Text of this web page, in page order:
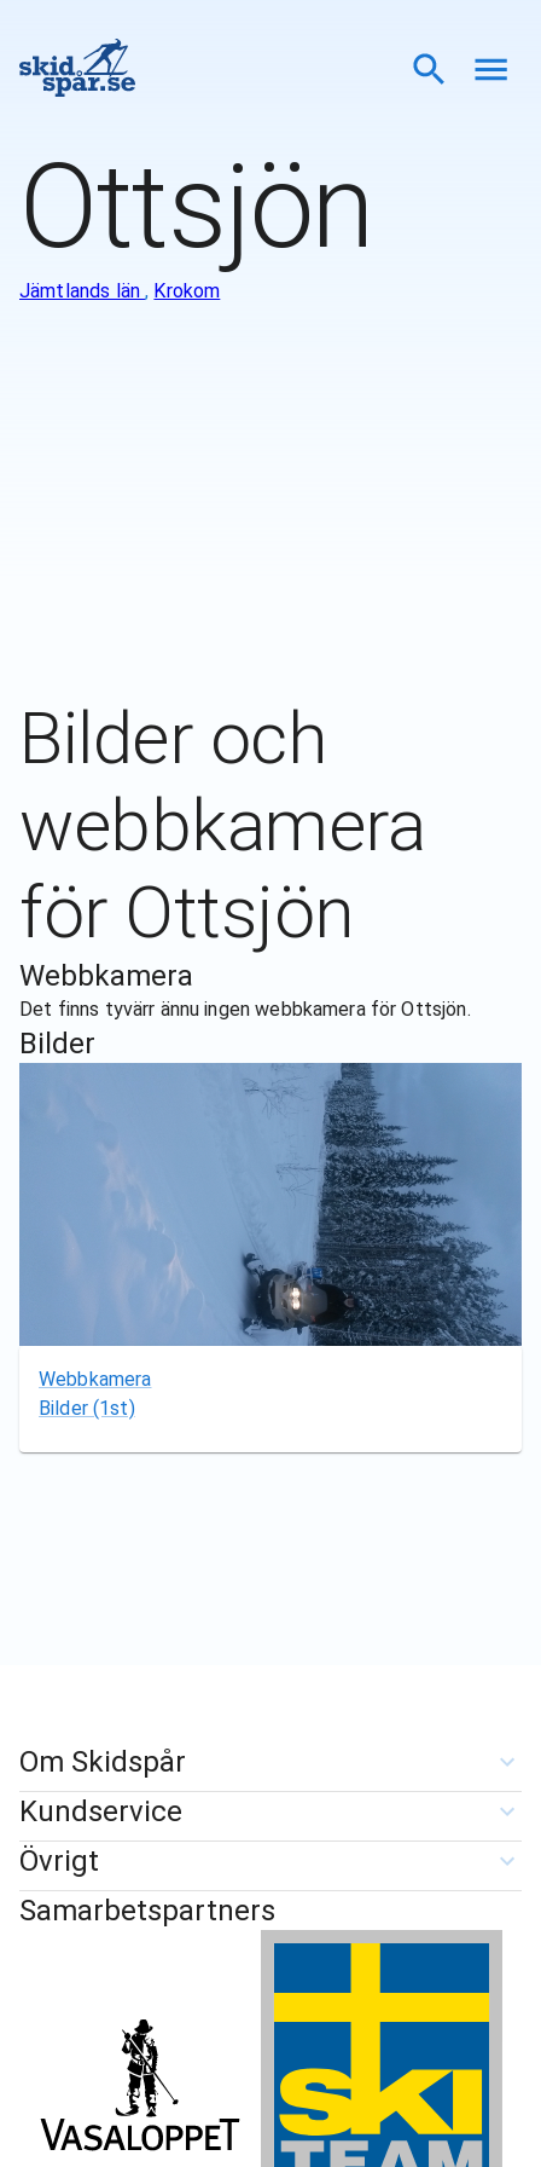
Ottsjön
Jämtlands län, Krokom
Bilder och
webbkamera
för Ottsjön
Webbkamera
Det finns tyvärr ännu ingen webbkamera förOttsjön.
Bilder
Webbkamera
Bilder(1st)
Om Skidspår
Kundservice
Övrigt
Samarbetspartners